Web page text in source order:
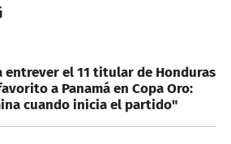
entrever el 11 titular de Honduras
a Panamá en Copa Oro:
cuando inicia el partido"